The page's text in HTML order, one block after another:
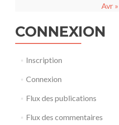
Avr »
CONNEXION
Inscription
Connexion
Flux des publications
Flux des commentaires